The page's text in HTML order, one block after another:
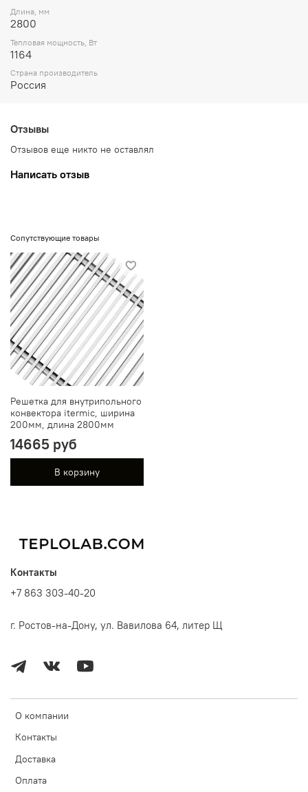
Длина, мм
2800
Тепловая мощность, Вт
1164
Страна производитель
Россия
Отзывы
Отзывов еще никто не оставлял
Написать отзыв
Сопутствующие товары
Решетка для внутрипольного
конвектора itermic, ширина
200мм, длина 2800мм
14665 руб
В корзину
О компании
Контакты
Доставка
Оплата
Контакты
+7 863 303-40-20
г. Ростов-на-Дону, ул. Вавилова 64, литер Щ